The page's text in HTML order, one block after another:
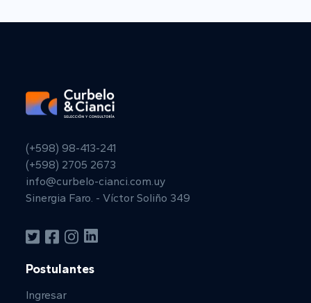
(+598) 98-413-241
(+598) 2705 2673
info@curbelo-cianci.com.uy
Sinergia Faro. - Víctor Soliño 349
Postulantes
Ingresar